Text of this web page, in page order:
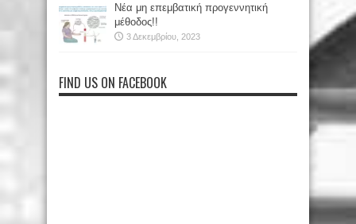
Νέα μη επεμβατική προγεννητική
μέθοδος!!
3 Δεκεμβρίου, 2023
FIND US ON FACEBOOK